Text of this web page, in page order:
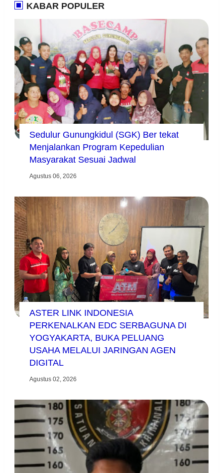
KABAR POPULER
Sedulur Gunungkidul (SGK) Ber tekat
Menjalankan Program Kepedulian
Masyarakat Sesuai Jadwal
Agustus 06, 2026
ASTER LINK INDONESIA
PERKENALKAN EDC SERBAGUNA DI
YOGYAKARTA, BUKA PELUANG
USAHA MELALUI JARINGAN AGEN
DIGITAL
Agustus 02, 2026